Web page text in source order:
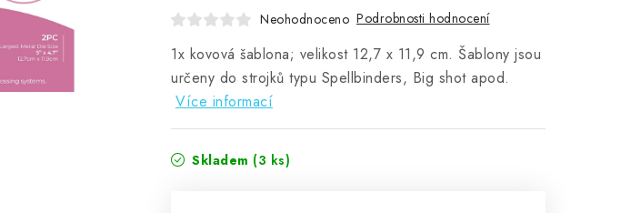
Neohodnoceno Podrobnosti hodnocení
1x kovová šablona; velikost 12,7 x 11,9 cm. Šablony jsou
určeny do strojků typu Spellbinders, Big shot apod.
Více informací
Skladem (3 ks)